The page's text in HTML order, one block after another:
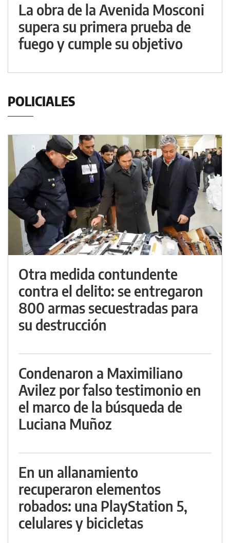
La obra de la Avenida Mosconi
supera su primera prueba de
fuego y cumple su objetivo
POLICIALES
Otra medida contundente
contra el delito: se entregaron
800 armas secuestradas para
su destrucción
Condenaron a Maximiliano
Avilez por falso testimonio en
el marco de la búsqueda de
Luciana Muñoz
En un allanamiento
recuperaron elementos
robados: una PlayStation 5,
celulares y bicicletas